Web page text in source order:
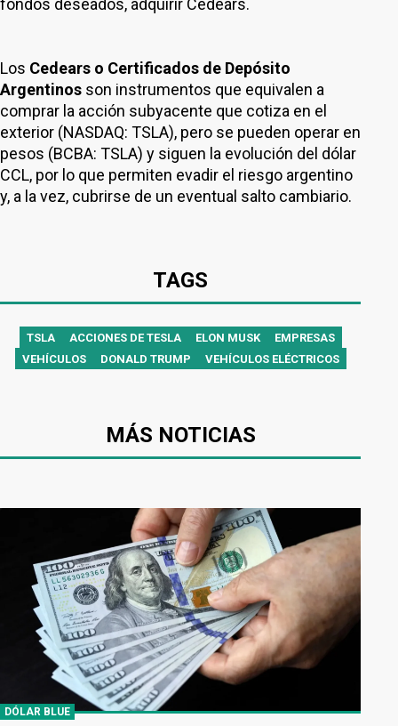
Los Cedears o Certificados de Depósito
Argentinos son instrumentos que equivalen a
comprar la acción subyacente que cotiza en el
exterior (NASDAQ: TSLA), pero se pueden operar en
pesos (BCBA: TSLA) y siguen la evolución del dólar
CCL, por lo que permiten evadir el riesgo argentino
y, a la vez, cubrirse de un eventual salto cambiario.
TAGS
TSLA ACCIONES DE TESLA ELON MUSK
EMPRESAS
VEHÍCULOS
DONALD TRUMP VEHÍCULOS ELÉCTRICOS
MÁS NOTICIAS
DÓLAR BLUE